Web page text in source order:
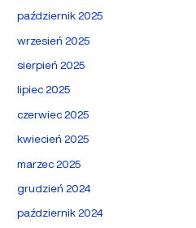
październik 2025
wrzesień 2025
sierpień 2025
lipiec 2025
czerwiec 2025
kwiecień 2025
marzec 2025
grudzień 2024
październik 2024